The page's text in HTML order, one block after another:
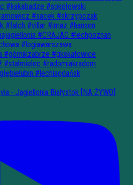
- Jagiellonia Białystok [NA ŻYWO]